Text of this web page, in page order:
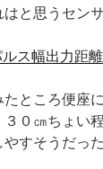
はと思うセン
ス幅出力距
たところ便座
３０㎝ちょい
すそうだっ